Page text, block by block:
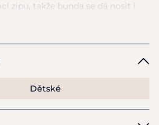
zipu, takže bunda se dá nosit i
tepelný komfort
kapuce (zip)
Dětské